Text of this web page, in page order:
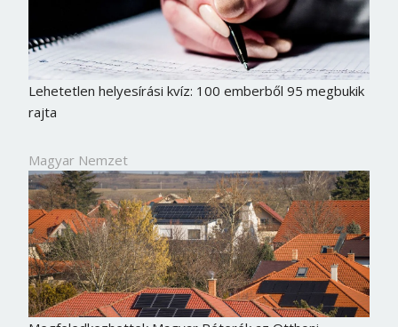
Lehetetlen helyesírási kvíz: 100 emberből 95 megbukik
rajta
Magyar Nemzet